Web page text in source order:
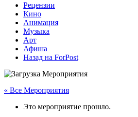
Рецензии
Кино
Анимация
Музыка
Арт
Афиша
Назад на ForPost
« Все Мероприятия
Это мероприятие прошло.